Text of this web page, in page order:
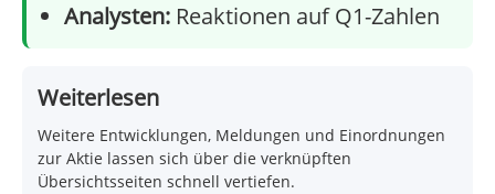
Analysten: Reaktionen auf Q1-Zahlen
Weiterlesen
Weitere Entwicklungen, Meldungen und Einordnungen
zur Aktie lassen sich über die verknüpften
Übersichtsseiten schnell vertiefen.